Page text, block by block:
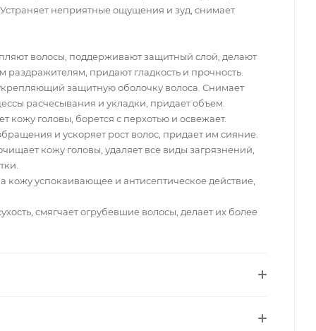
неприятные ощущения и зуд, снимает
волосы, поддерживают защитный слой, делают
придают гладкость и прочность.
защитную оболочку волоса. Снимает
расчесывания и укладки, придает объем.
кожу головы, борется с перхотью и освежает.
и ускоряет рост волос, придает им сияние.
кожу головы, удаляет все виды загрязнений,
кожу успокаивающее и антисептическое действие,
смягчает огрубевшие волосы, делает их более